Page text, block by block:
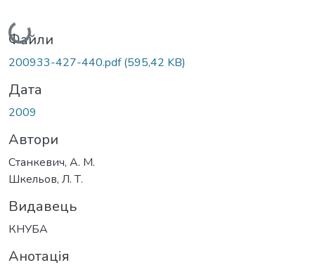
Вантажиться...
Файли
200933-427-440.pdf(595,42 KB)
Дата
2009
Автори
Станкевич, А. М.
Шкельов, Л. Т.
Видавець
КНУБА
Анотація